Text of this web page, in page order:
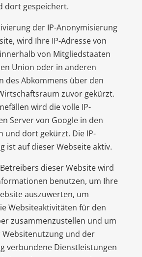
dort gespeichert.
der IP-Anonymisierung
wird Ihre IP-Adresse von
von Mitgliedstaaten
Union oder in anderen
des Abkommens über den
zuvor gekürzt.
wird die volle IP-
Server von Google in den
und dort gekürzt. Die IP-
ist auf dieser Webseite aktiv.
dieser Website wird
benutzen, um Ihre
auszuwerten, um
Websiteaktivitäten für den
zusammenzustellen und um
und der
verbundene Dienstleistungen